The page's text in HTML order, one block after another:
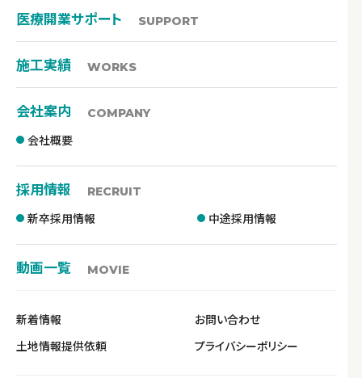
医療開業サポート SUPPORT
施工実績 WORKS
会社案内 COMPANY
会社概要
採用情報 RECRUIT
新卒採用情報 中途採用情報
動画一覧 MOVIE
新着情報
お問い合わせ
土地情報提供依頼
プライバシーポリシー